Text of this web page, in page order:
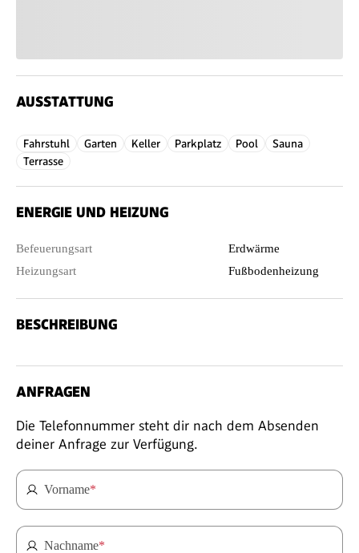
AUSSTATTUNG
Fahrstuhl Garten Keller Parkplatz Pool
Sauna
Terrasse
ENERGIE UND HEIZUNG
Befeuerungsart
Erdwärme
Heizungsart
Fußbodenheizung
BESCHREIBUNG
ANFRAGEN
Die Telefonnummer steht dir nach dem Absenden
deiner Anfrage zur Verfügung.
Vorname*
Nachname*